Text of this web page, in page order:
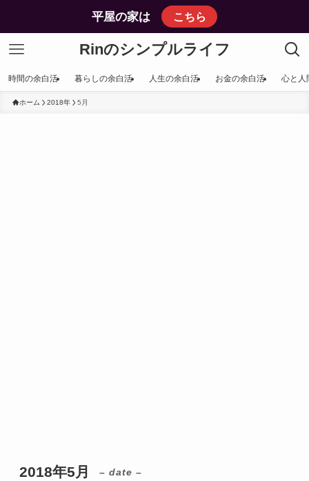
平屋の家は こちら
Rinのシンプルライフ
時間の余白活 暮らしの余白活 人生の余白活 お金の余白活 心と人
ホーム 2018年 5月
2018年5月 – date –